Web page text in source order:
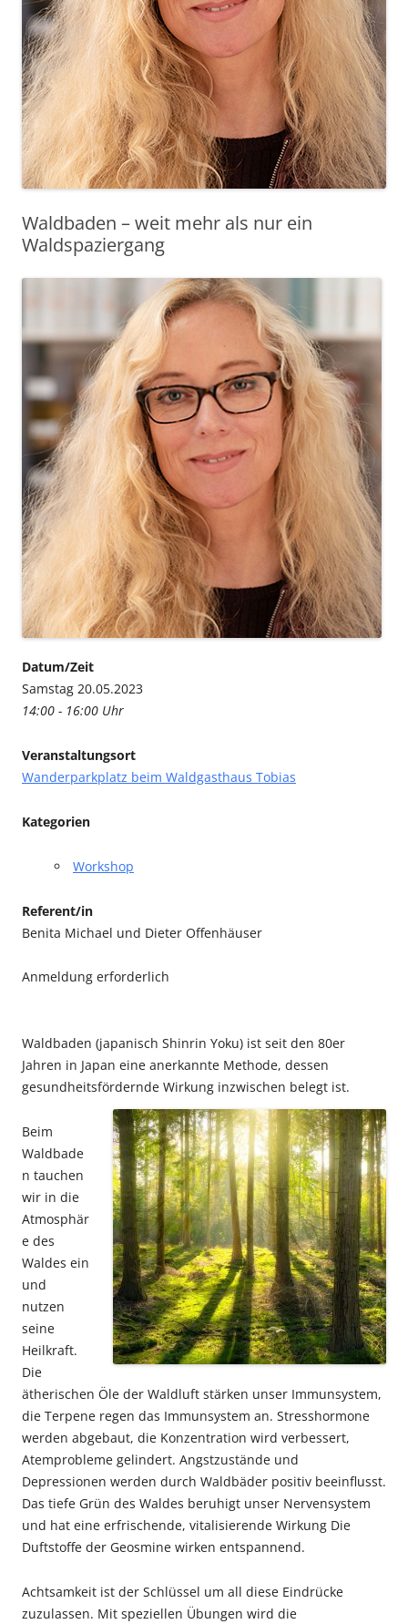
Waldbaden – weit mehr als nur ein
Waldspaziergang
Datum/Zeit
Samstag 20.05.2023
14:00 - 16:00 Uhr
Veranstaltungsort
Wanderparkplatz beim Waldgasthaus Tobias
Kategorien
Workshop
Referent/in
Benita Michael und Dieter Offenhäuser
Anmeldung erforderlich
Waldbaden (japanisch Shinrin Yoku) ist seit den 80er
Jahren in Japan eine anerkannte Methode, dessen
gesundheitsfördernde Wirkung inzwischen belegt ist.
Beim
Waldbade
n tauchen
wir in die
Atmosphär
e des
Waldes ein
und
nutzen
seine
Heilkraft.
Die
ätherischen Öle der Waldluft stärken unser Immunsystem,
die Terpene regen das Immunsystem an. Stresshormone
werden abgebaut, die Konzentration wird verbessert,
Atemprobleme gelindert. Angstzustände und
Depressionen werden durch Waldbäder positiv beeinflusst.
Das tiefe Grün des Waldes beruhigt unser Nervensystem
und hat eine erfrischende, vitalisierende Wirkung Die
Duftstoffe der Geosmine wirken entspannend.
Achtsamkeit ist der Schlüssel um all diese Eindrücke
zuzulassen. Mit speziellen Übungen wird die